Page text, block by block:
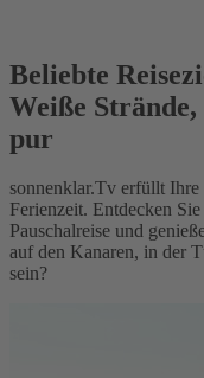
Beliebte
Weiße
pur
sonnenklar.Tv erfüllt
Ferienzeit. Entdecken
Pauschalreise und
auf den Kanaren, in der
sein?